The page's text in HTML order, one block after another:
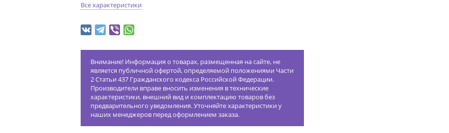
Все характеристики
Внимание! Информация о товарах, размещенная на сайте, не
является публичной офертой, определяемой положениями Части
2 Статьи 437 Гражданского кодекса Российской Федерации.
Производители вправе вносить изменения в технические
характеристики, внешний вид и комплектацию товаров без
предварительного уведомления. Уточняйте характеристики у
наших менеджеров перед оформлением заказа.